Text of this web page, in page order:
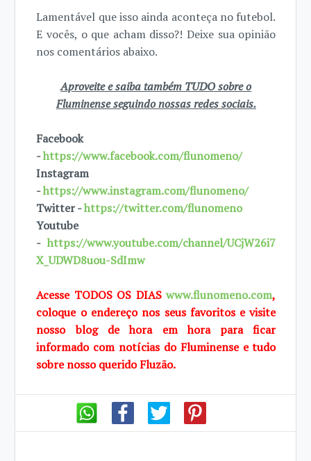
Lamentável que isso ainda aconteça no futebol.
E vocês, o que acham disso?! Deixe sua opinião
nos comentários abaixo.
Aproveite e saiba também TUDO sobre o
Fluminense seguindo nossas redes sociais.
Facebook
-https://www.facebook.com/flunomeno/
Instagram
-https://www.instagram.com/flunomeno/
Twitter -https://twitter.com/flunomeno
Youtube
-https://www.youtube.com/channel/UCjW26i7
X_UDWD8uou-SdImw
Acesse TODOS OS DIASwww.flunomeno.com,
coloque o endereço nos seus favoritos e visite
nosso blog de hora em hora para ficar
informado com notícias do Fluminense e tudo
sobre nosso querido Fluzão.